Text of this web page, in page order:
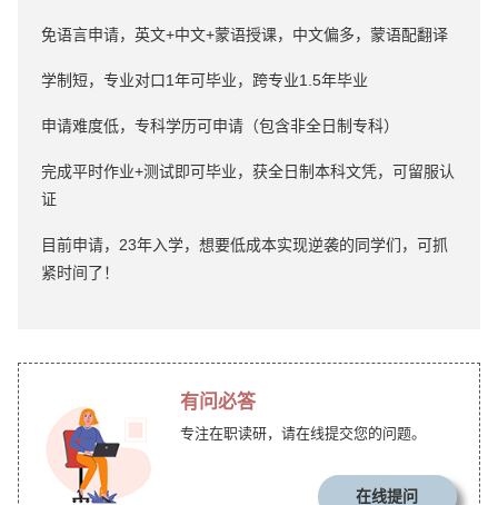
免语言申请，英文+中文+蒙语授课，中文偏多，蒙语配翻译
学制短，专业对口1年可毕业，跨专业1.5年毕业
申请难度低，专科学历可申请（包含非全日制专科）
完成平时作业+测试即可毕业，获全日制本科文凭，可留服认
证
目前申请，23年入学，想要低成本实现逆袭的同学们，可抓
紧时间了！
有问必答
专注在职读研，请在线提交您的问题。
在线提问